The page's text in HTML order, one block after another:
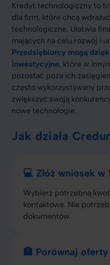
Kredyt technologiczny to
dla firm, które chcą
technologiczne. Ułatwia
mających na celu rozwój i
Przedsiębiorcy mogą
inwestycyjne, które w
pozostać poza ich
często wykorzystywany
zwiększyć swoją
nowe technologie.
Jak działa
💻 Złóż wniosek w
Wybierz potrzebną
kontaktowe. Nie
dokumentów.
🏦 Porównaj oferty